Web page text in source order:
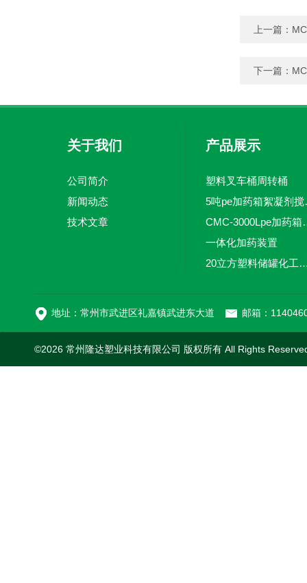
上一篇：
下一篇：
关于我们
公司简介
新闻动态
技术文章
产品展示
塑料叉车桶周转桶
5吨pe
CMC-
一体化加药装置
20立方塑料储罐化工储
地址：常州市武进区礼嘉镇武进东大道 邮箱：
©2026 常州隆达塑业科技有限公司 版权所有 All Rights